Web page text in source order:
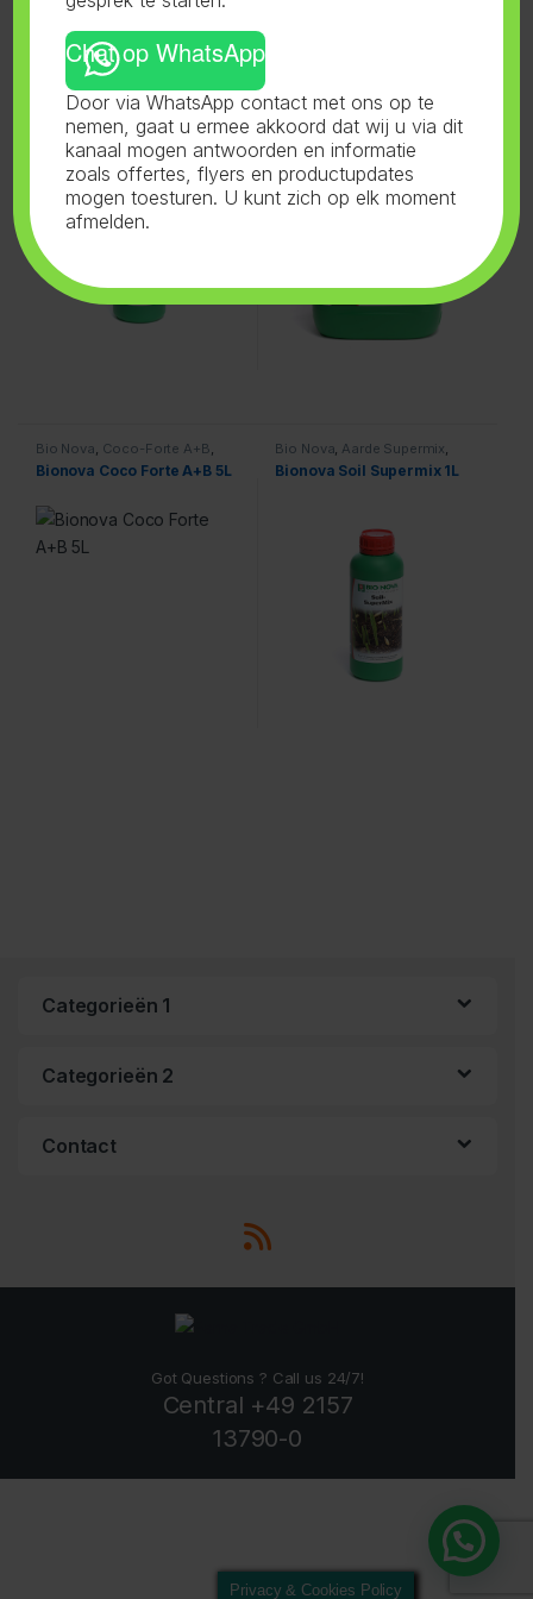
Bio Nova,Hydro Supermix,
Voeding
Bionova Hydro Supermix 1L Voeding
Bionova Roots
‘Wortelstimulator’ 5L
Bio Nova, Coco-Forte A+B,
Voeding
Bionova Coco Forte A+B 5L
Bio Nova, Aarde Supermix,
Voeding
Bionova Soil Supermix 1L
Categorieën 1
Categorieën 2
Contact
Got Questions ? Call us 24/7!
Central +49 2157
13790-0
Privacy & Cookies Policy
Chat op WhatsApp
Door via WhatsApp contact met ons op te
nemen, gaat u ermee akkoord dat wij u via dit
kanaal mogen antwoorden en informatie
zoals offertes, flyers en productupdates
mogen toesturen. U kunt zich op elk moment
afmelden.